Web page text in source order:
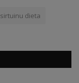
sirtuinu dieta